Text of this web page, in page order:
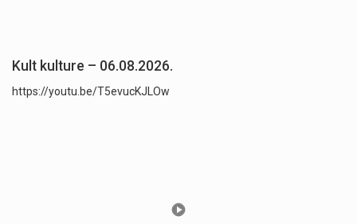
Kult kulture – 06.08.2026.
https://youtu.be/T5evucKJLOw